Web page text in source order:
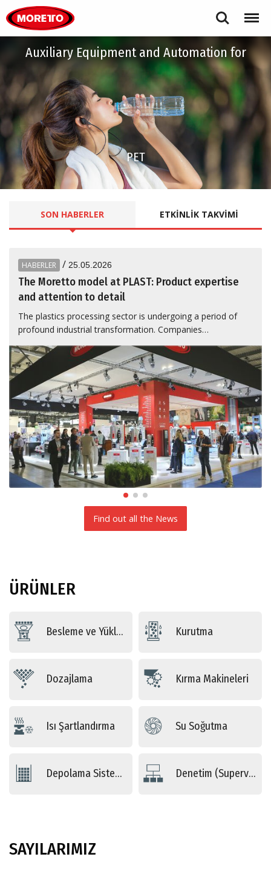
Search Menu
Auxiliary Equipment and Automation for
PET
SON HABERLER ETKINLIKTAKVIMI
HABERLER / 25.05.2026
The Moretto model at PLAST: Product expertise
and attention to detail
The plastics processing sector is undergoing a period of
profound industrial transformation. Companies…
Find out all the News
ÜRÜNLER
Besleme ve Yükleme Kurutma
Dozajlama Kırma Makineleri
Isı Şartlandırma Su Soğutma
Depolama Sistemleri Denetim (Supervising) Sistemleri
SAYILARIMIZ